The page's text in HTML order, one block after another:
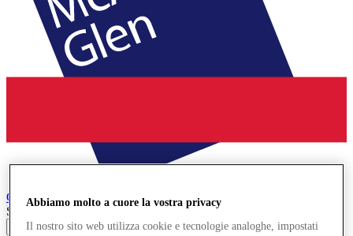
Cheshire Oaks
Designer Outlet
Search input
Abbiamo molto a cuore la vostra privacy
Il nostro sito web utilizza cookie e tecnologie analoghe, impostati